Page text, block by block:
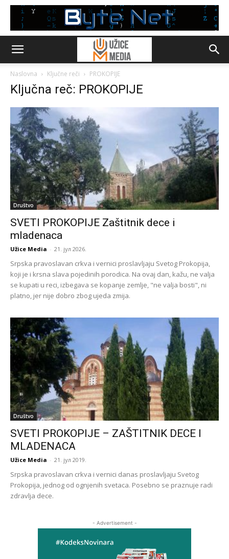
Naslovna Ključne reči PROKOPIJE
Ključna reč: PROKOPIJE
Društvo
SVETI PROKOPIJE Zaštitnik dece i
mladenaca
Užice Media - 21. јул 2026.
Srpska pravoslavan crkva i vernici proslavljaju Svetog Prokopija,
koji je i krsna slava pojedinih porodica. Na ovaj dan, kažu, ne valja
se kupati u reci, izbegava se kopanje zemlje, "ne valja bosti", ni
platno, jer nije dobro zbog ujeda zmija.
Društvo
SVETI PROKOPIJE – ZAŠTITNIK DECE I
MLADENACA
Užice Media - 21. јул 2019.
Srpska pravoslavan crkva i vernici danas proslavljaju Svetog
Prokopija, jednog od ognjenih svetaca. Posebno se praznuje radi
zdravlja dece.
- Advertisement -